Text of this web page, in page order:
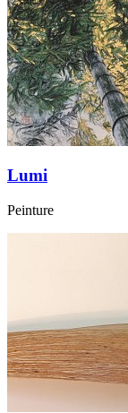
Lumi
Peinture